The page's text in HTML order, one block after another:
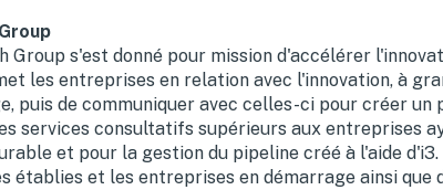
Group s'est donné pour mission d'accélérer
les entreprises en relation avec l'innovation, à
puis de communiquer avec celles-ci pour créer
services consultatifs supérieurs aux entreprises
et pour la gestion du pipeline créé à l'aide
établies et les entreprises en démarrage ainsi